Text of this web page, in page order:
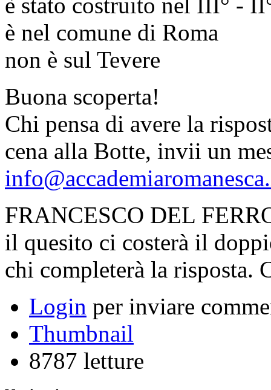
è stato costruito nel III° -
è nel comune di Roma
non è sul Tevere
Buona scoperta!
Chi pensa di avere la
cena alla Botte, invii un
FRANCESCO DEL
il quesito ci costerà il
chi completerà la risposta.
Login per inviare
Thumbnail
8787 letture